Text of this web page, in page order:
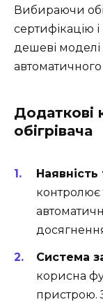
Вибираючи
сертифікацію
дешеві моделі
Додаткові
обігрівача
контролює
Система
корисна
пристрою.